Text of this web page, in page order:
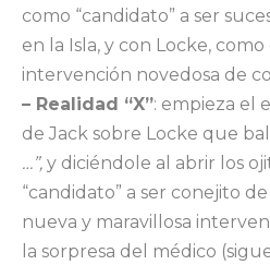
como “candidato” a ser
en la Isla, y con Locke,
intervención novedosa de
– Realidad “X”: empieza el
de Jack sobre Locke que
…”, y diciéndole al abrir los
“candidato” a ser conejito
nueva y maravillosa
la sorpresa del médico